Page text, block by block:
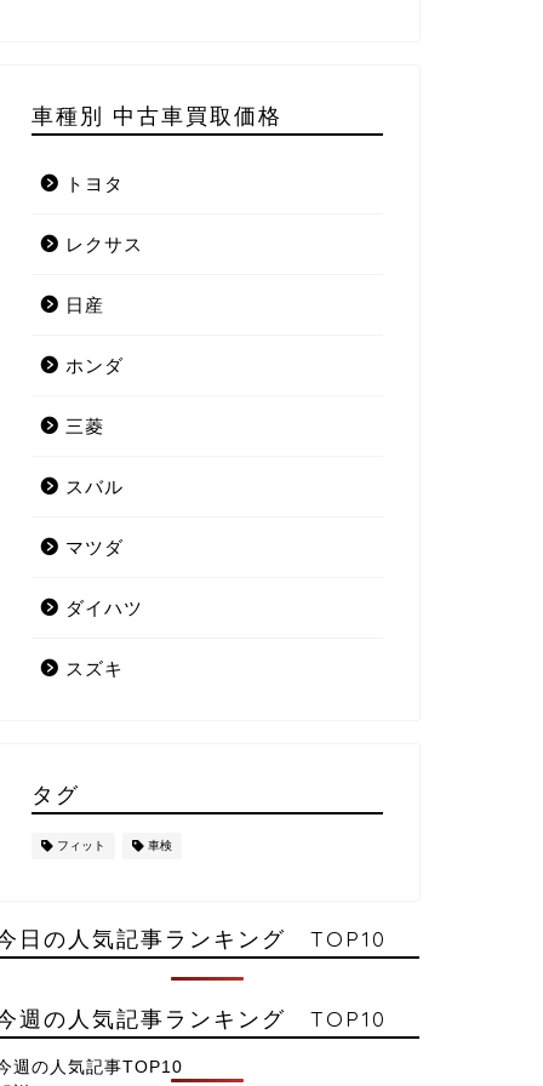
車種別 中古車買取価格
トヨタ
レクサス
日産
ホンダ
三菱
スバル
マツダ
ダイハツ
スズキ
タグ
フィット 車検
日の人気記事ランキング TOP10
週の人気記事ランキング TOP10
週の人気記事TOP10